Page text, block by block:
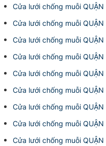
Cửa lưới chống muỗi QUẬN
Cửa lưới chống muỗi QUẬN
Cửa lưới chống muỗi QUẬN
Cửa lưới chống muỗi QUẬN
Cửa lưới chống muỗi QUẬN
Cửa lưới chống muỗi QUẬN
Cửa lưới chống muỗi QUẬN
Cửa lưới chống muỗi QUẬN
Cửa lưới chống muỗi QUẬN